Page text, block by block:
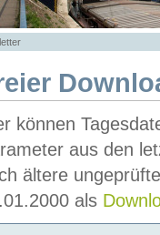
können
aus den
ältere
als